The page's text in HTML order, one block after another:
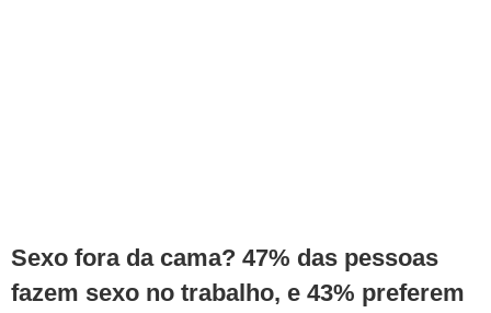
Sexo fora da cama? 47% das pessoas
fazem sexo no trabalho, e 43% preferem